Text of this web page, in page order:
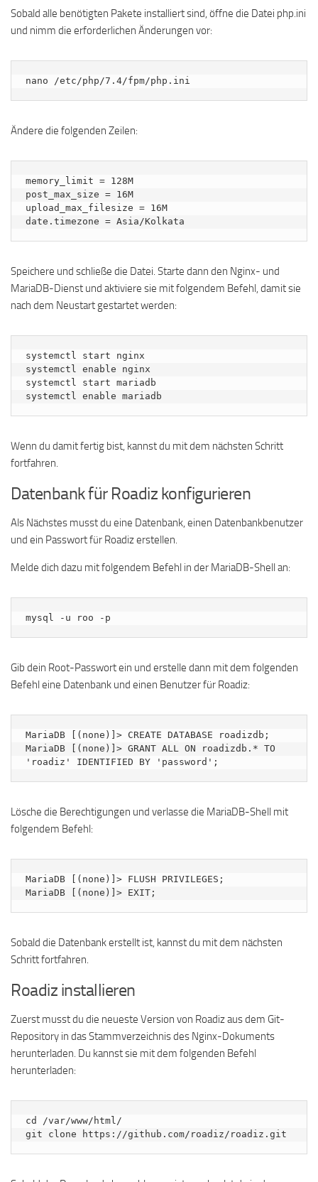
Sobald alle benötigten Pakete installiert sind, öffne die Datei php.ini
und nimm die erforderlichen Änderungen vor:
nano /etc/php/7.4/fpm/php.ini
Ändere die folgenden Zeilen:
memory_limit = 128M
post_max_size = 16M
upload_max_filesize = 16M
Speichere und schließe die Datei. Starte dann den Nginx- und
MariaDB-Dienst und aktiviere sie mit folgendem Befehl, damit sie
nach dem Neustart gestartet werden:
systemctl start nginx
systemctl enable nginx
systemctl start mariadb
systemctl enable mariadb
Wenn du damit fertig bist, kannst du mit dem nächsten Schritt
fortfahren.
Datenbank für Roadiz konfigurieren
Als Nächstes musst du eine Datenbank, einen Datenbankbenutzer
und ein Passwort für Roadiz erstellen.
Melde dich dazu mit folgendem Befehl in der MariaDB-Shell an:
mysql -u roo -p
Gib dein Root-Passwort ein und erstelle dann mit dem folgenden
Befehl eine Datenbank und einen Benutzer für Roadiz:
MariaDB [(none)]> CREATE DATABASE roadizdb;
MariaDB [(none)]> GRANT ALL ON roadizdb.* TO
'roadiz' IDENTIFIED BY 'password';
Lösche die Berechtigungen und verlasse die MariaDB-Shell mit
folgendem Befehl:
MariaDB [(none)]> FLUSH PRIVILEGES;
MariaDB [(none)]> EXIT;
Sobald die Datenbank erstellt ist, kannst du mit dem nächsten
Schritt fortfahren.
Roadiz installieren
Zuerst musst du die neueste Version von Roadiz aus dem Git-
Repository in das Stammverzeichnis des Nginx-Dokuments
herunterladen. Du kannst sie mit dem folgenden Befehl
herunterladen:
cd /var/www/html/
git clone https://github.com/roadiz/roadiz.git